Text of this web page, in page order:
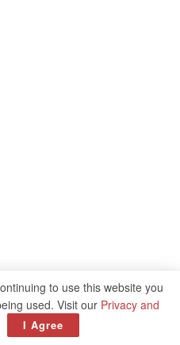
to use this website you
used. Visit our Privacy and
I Agree